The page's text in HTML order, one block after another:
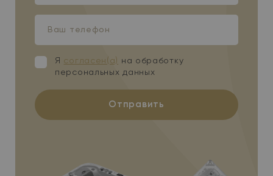
телефон
Я согласен(а) на обработку
персональных данных
Отправить